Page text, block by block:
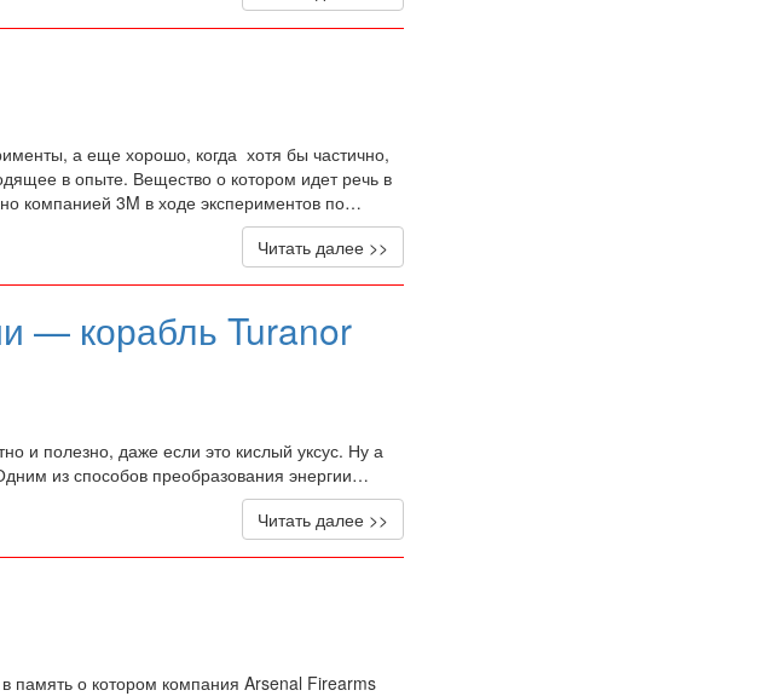
а еще хорошо, когда хотя бы частично,
в опыте. Вещество о котором идет речь в
компанией 3M в ходе экспериментов по…
Читать далее >>
— корабль Turanor
и полезно, даже если это кислый уксус. Ну а
из способов преобразования энергии…
Читать далее >>
память о котором компания Arsenal Firearms